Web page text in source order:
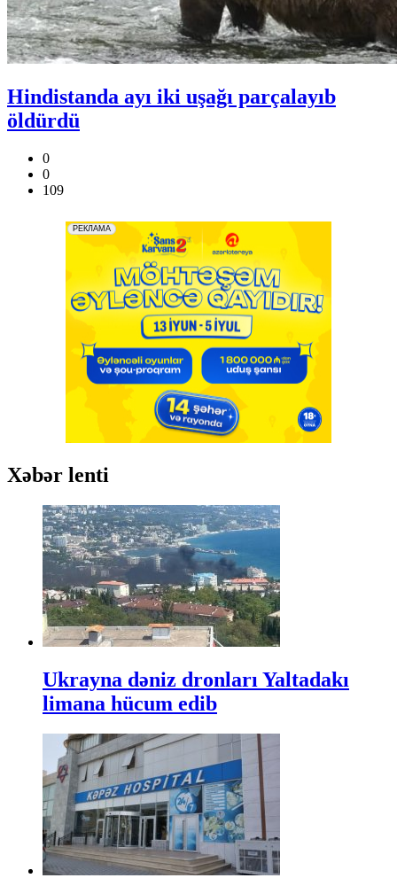
Hindistanda ayı iki uşağı parçalayıb
öldürdü
0
0
109
Xəbər lenti
Ukrayna dəniz dronları Yaltadakı
limana hücum edib